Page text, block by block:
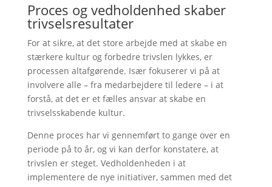
Proces og vedholdenhed skaber
trivselsresultater
For at sikre, at det store arbejde med at skabe en
stærkere kultur og forbedre trivslen lykkes, er
processen altafgørende. Især fokuserer vi på at
involvere alle – fra medarbejdere til ledere – i at
forstå, at det er et fælles ansvar at skabe en
trivselsskabende kultur.
Denne proces har vi gennemført to gange over en
periode på to år, og vi kan derfor konstatere, at
trivslen er steget. Vedholdenheden i at
implementere de nye initiativer, sammen med det